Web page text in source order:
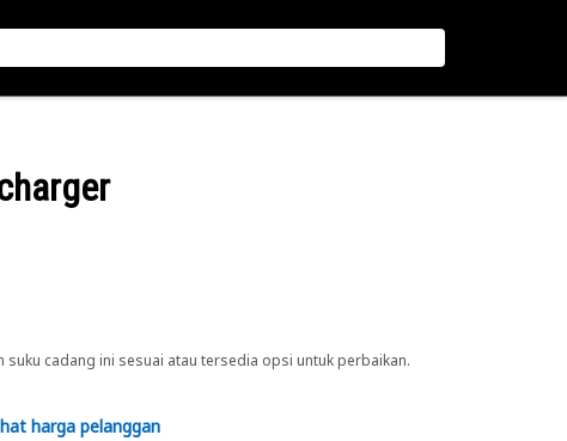
cadang ini sesuai atau tersedia opsi untuk perbaikan.
harga pelanggan